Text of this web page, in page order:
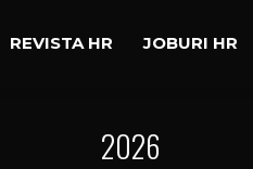
REVISTA HR JOBURI HR
2026